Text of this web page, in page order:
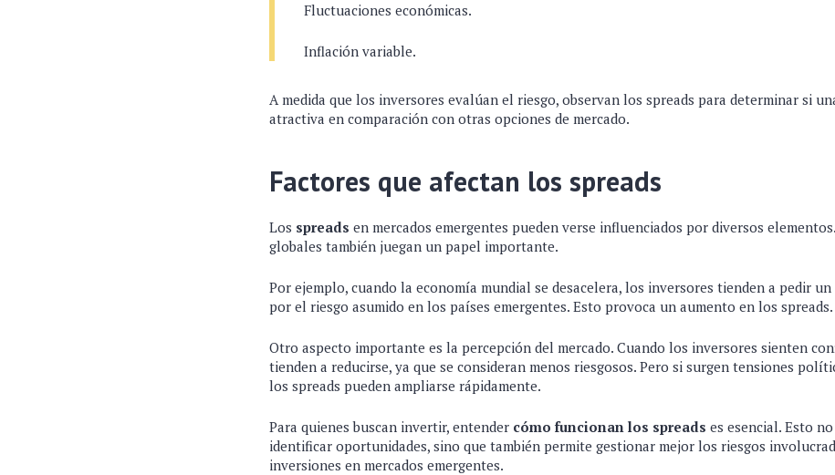
Fluctuaciones económicas.
Inflación variable.
A medida que los inversores evalúan el riesgo, observan los spreads para determinar si
atractiva en comparación con otras opciones de mercado.
Factores que afectan los spreads
Los spreads en mercados emergentes pueden verse influenciados por diversos
globales también juegan un papel importante.
Por ejemplo, cuando la economía mundial se desacelera, los inversores tienden a pedir
por el riesgo asumido en los países emergentes. Esto provoca un aumento en los spreads.
Otro aspecto importante es la percepción del mercado. Cuando los inversores sienten
tienden a reducirse, ya que se consideran menos riesgosos. Pero si surgen tensiones
los spreads pueden ampliarse rápidamente.
Para quienes buscan invertir, entender cómo funcionan los spreads es esencial. Esto
identificar oportunidades, sino que también permite gestionar mejor los riesgos
inversiones en mercados emergentes.